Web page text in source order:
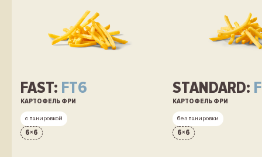
FAST: FT6
КАРТОФЕЛЬ ФРИ
с панировкой
6×6
STANDARD:
КАРТОФЕЛЬ ФРИ
без панировки
6×6